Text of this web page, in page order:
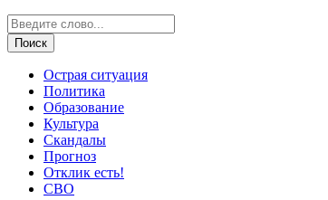
Острая ситуация
Политика
Образование
Культура
Скандалы
Прогноз
Отклик есть!
СВО